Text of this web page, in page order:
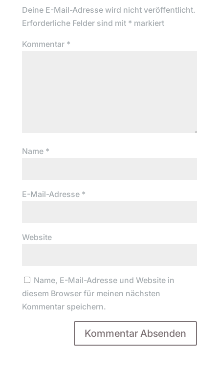
Deine E-Mail-Adresse wird nicht veröffentlicht.
Erforderliche Felder sind mit * markiert
Kommentar *
Name *
E-Mail-Adresse *
Website
Name, E-Mail-Adresse und Website in
diesem Browser für meinen nächsten
Kommentar speichern.